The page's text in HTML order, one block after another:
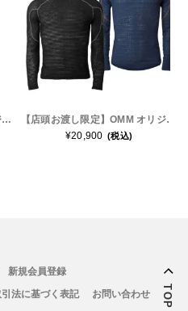
ンダフル)
ンアンド
【店頭お渡し限定】OMM オリジナルマウンテンマラソン Core Vest コアベスト OC153 メンズ・レディース サーマルインサレーションベスト
【店頭お渡し限定】OMM オリジナルマウンテンマラソン Core Hoodie コアフーディ OC154 メンズ・レディース サーマルインサレーションフーディー
¥20,900 (税込)
新規会員登録
法に基づく表記 お問い合わせ TOP